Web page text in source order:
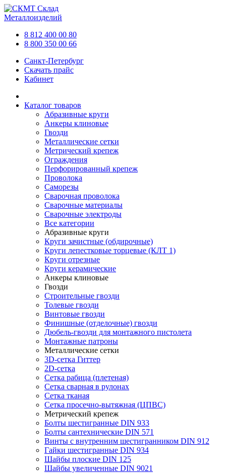
Склад
Металлоизделий
8 812 400 00 80
8 800 350 00 66
Санкт-Петербург
Скачать прайс
Кабинет
Каталог товаров
Абразивные круги
Анкеры клиновые
Гвозди
Металлические сетки
Метрический крепеж
Ограждения
Перфорированный крепеж
Проволока
Саморезы
Сварочная проволока
Сварочные материалы
Сварочные электроды
Все категории
Абразивные круги
Круги зачистные (обдирочные)
Круги лепестковые торцевые (КЛТ 1)
Круги отрезные
Круги керамические
Анкеры клиновые
Гвозди
Строительные гвозди
Толевые гвозди
Винтовые гвозди
Финишные (отделочные) гвозди
Дюбель-гвозди для монтажного пистолета
Монтажные патроны
Металлические сетки
3D-сетка Гиттер
2D-сетка
Сетка рабица (плетеная)
Сетка сварная в рулонах
Сетка тканая
Сетка просечно-вытяжная (ЦПВС)
Метрический крепеж
Болты шестигранные DIN 933
Болты сантехнические DIN 571
Винты с внутренним шестигранником DIN 912
Гайки шестигранные DIN 934
Шайбы плоские DIN 125
Шайбы увеличенные DIN 9021